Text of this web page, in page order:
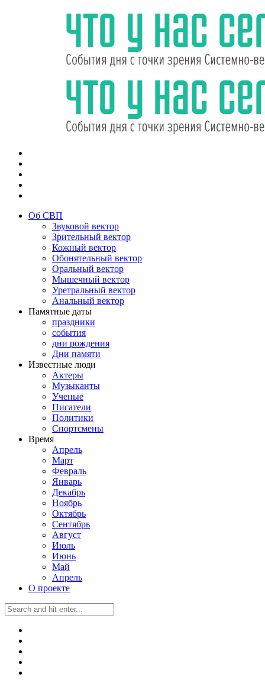
Об СВП
Звуковой вектор
Зрительный вектор
Кожный вектор
Обонятельный вектор
Оральный вектор
Мышечный вектор
Уретральный вектор
Анальный вектор
Памятные даты
праздники
события
дни рождения
Дни памяти
Известные люди
Актеры
Музыканты
Ученые
Писатели
Политики
Спортсмены
Время
Апрель
Март
Февраль
Январь
Декабрь
Ноябрь
Октябрь
Сентябрь
Август
Июль
Июнь
Май
Апрель
О проекте